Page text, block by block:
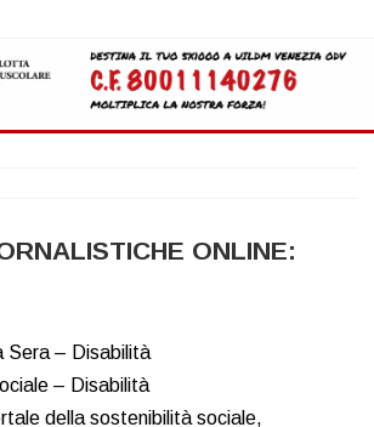
ONLINE:
Sera – Disabilità
– Disabilità
della sostenibilità sociale,